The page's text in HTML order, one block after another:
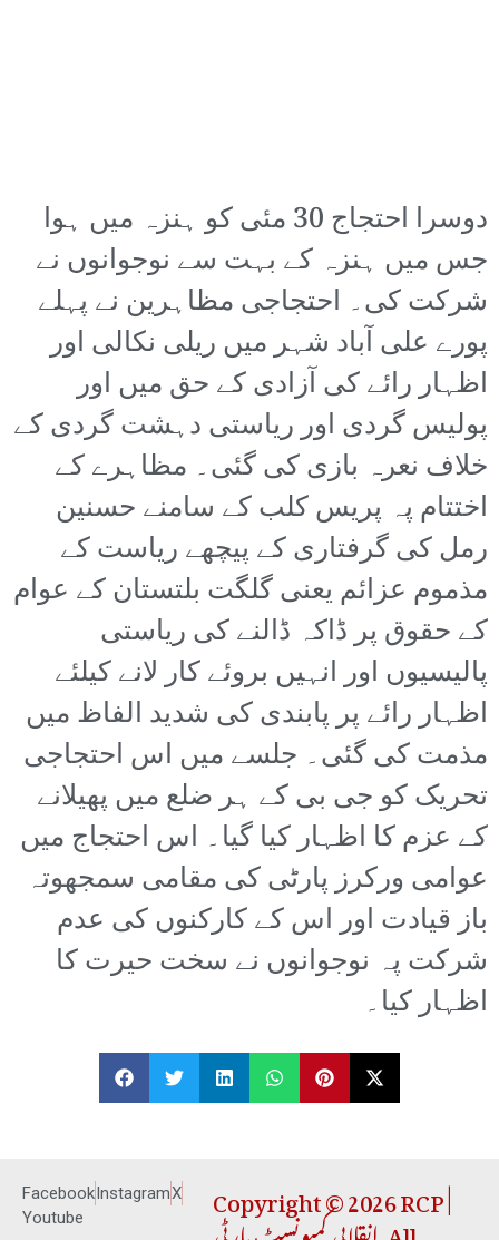
دوسرا احتجاج 30 مئی کو ہنزہ میں ہوا
جس میں ہنزہ کے بہت سے نوجوانوں نے
شرکت کی۔ احتجاجی مظاہرین نے پہلے
پورے علی آباد شہر میں ریلی نکالی اور
اظہار رائے کی آزادی کے حق میں اور
پولیس گردی اور ریاستی دہشت گردی کے
خلاف نعرہ بازی کی گئی۔ مظاہرے کے
اختتام پہ پریس کلب کے سامنے حسنین
رمل کی گرفتاری کے پیچھے ریاست کے
مذموم عزائم یعنی گلگت بلتستان کے عوام
کے حقوق پر ڈاکہ ڈالنے کی ریاستی
پالیسیوں اور انہیں بروئے کار لانے کیلئے
اظہار رائے پر پابندی کی شدید الفاظ میں
مذمت کی گئی۔ جلسے میں اس احتجاجی
تحریک کو جی بی کے ہر ضلع میں پھیلانے
کے عزم کا اظہار کیا گیا۔ اس احتجاج میں
عوامی ورکرز پارٹی کی مقامی سمجھوتہ
باز قیادت اور اس کے کارکنوں کی عدم
شرکت پہ نوجوانوں نے سخت حیرت کا
اظہار کیا۔
FacebookInstagramX
Youtube
Copyright © 2026 RCP |